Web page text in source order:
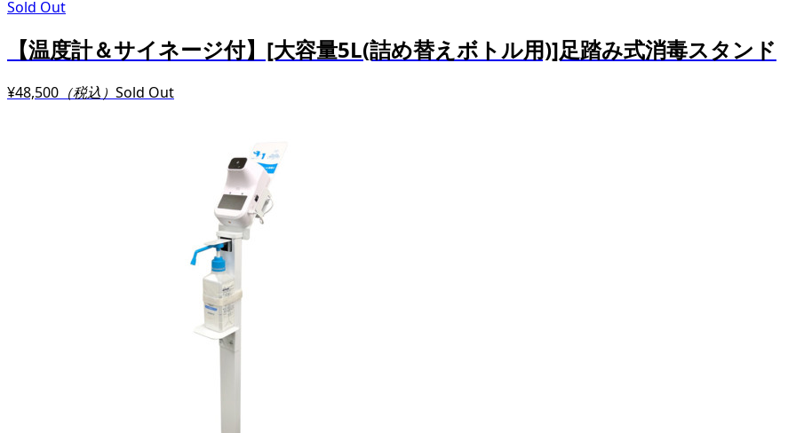
Sold Out
【温度計＆サイネージ付】[大容量5L(詰め替えボトル用)]足踏み式消毒スタンド
¥48,500 （税込） Sold Out